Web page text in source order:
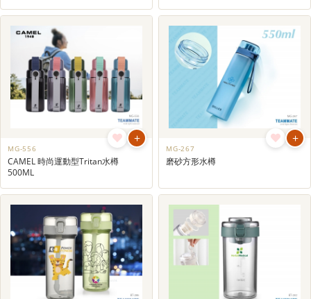
+
MG-556
CAMEL 時尚運動型Tritan水樽
500ML
+
MG-267
磨砂方形水樽